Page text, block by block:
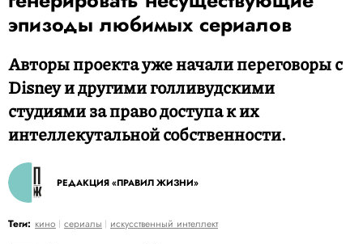
эпизоды любимых сериалов
Авторы проекта уже начали переговоры с
Disney и другими голливудскими
студиями за право доступа к их
интеллекутальной собственности.
РЕДАКЦИЯ «ПРАВИЛ ЖИЗНИ»
Теги: кино сериалы искусственный интеллект